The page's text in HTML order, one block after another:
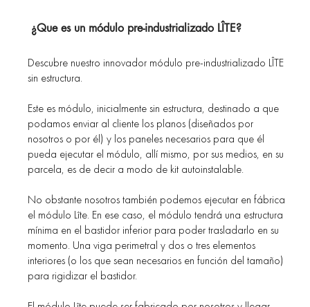
¿Que es un módulo pre-industrializado LÎTE?
Descubre nuestro innovador módulo pre-industrializado LÎTE
sin estructura.
Este es módulo, inicialmente sin estructura, destinado a que
podamos enviar al cliente los planos (diseñados por
nosotros o por él) y los paneles necesarios para que él
pueda ejecutar el módulo, allí mismo, por sus medios, en su
parcela, es de decir a modo de kit autoinstalable.
No obstante nosotros también podemos ejecutar en fábrica
el módulo Lîte. En ese caso, el módulo tendrá una estructura
mínima en el bastidor inferior para poder trasladarlo en su
momento. Una viga perimetral y dos o tres elementos
interiores (o los que sean necesarios en función del tamaño)
para rigidizar el bastidor.